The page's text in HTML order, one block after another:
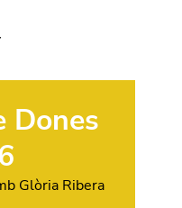
Dones
Glòria Ribera